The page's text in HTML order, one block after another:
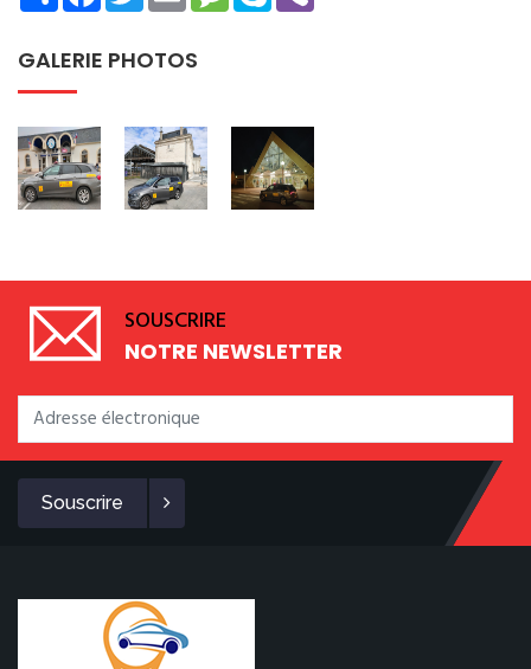
GALERIE PHOTOS
SOUSCRIRE
NOTRE NEWSLETTER
Souscrire